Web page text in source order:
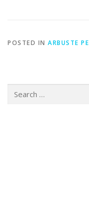
POSTED IN ARBUSTE
for: